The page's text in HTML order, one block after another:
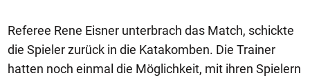
Referee Rene Eisner unterbrach das Match, schickte
die Spieler zurück in die Katakomben. Die Trainer
hatten noch einmal die Möglichkeit, mit ihren Spielern